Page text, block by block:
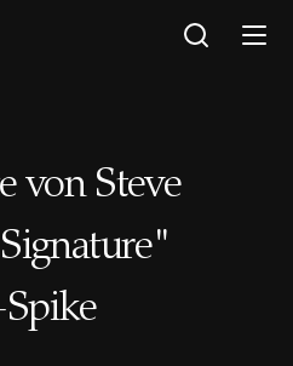
von Steve